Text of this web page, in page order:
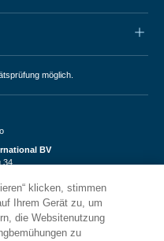
möglich.
BV
34
klicken, stimmen
Ihrem Gerät zu, um
die Websitenutzung
zu